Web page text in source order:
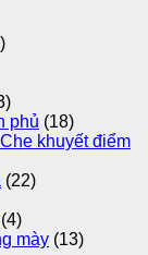
phủ (18)
khuyết điểm
(22)
(4)
mày (13)